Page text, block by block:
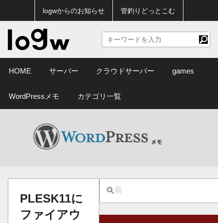
logwからのお知らせ 管釣りどっとこむ
HOME サーバー クラウドサーバー games
WordPressメモ カテゴリ一覧
PLESK11に
ファイアウ